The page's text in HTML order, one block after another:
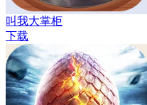
叫我大掌柜
下载